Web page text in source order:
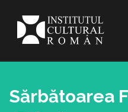
Sărbătoarea